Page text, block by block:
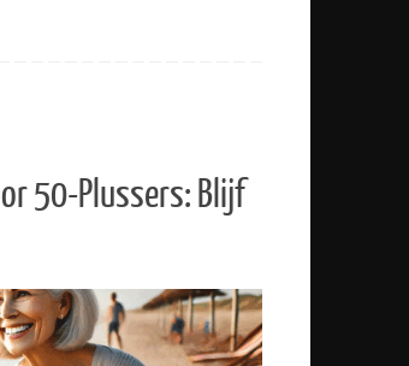
50-Plussers: Blijf